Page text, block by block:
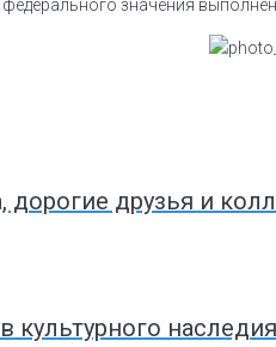
значения выполнен
друзья и